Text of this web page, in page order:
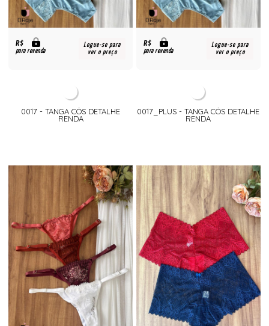
R$
para revenda
Logue-se para
ver o preço
0017 - TANGA CÓS DETALHE
RENDA
R$
para revenda
Logue-se para
ver o preço
0017_PLUS - TANGA CÓS DETALHE
RENDA